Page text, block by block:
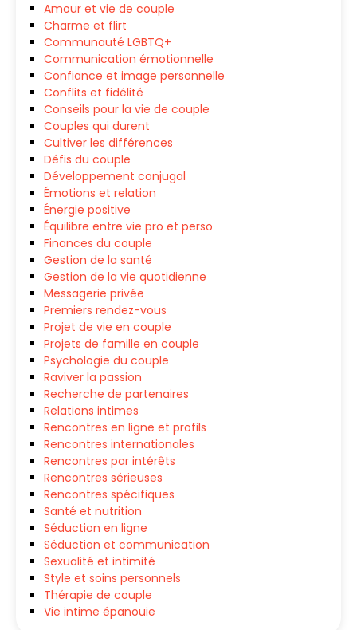
Amour et vie de couple
Charme et flirt
Communauté LGBTQ+
Communication émotionnelle
Confiance et image personnelle
Conflits et fidélité
Conseils pour la vie de couple
Couples qui durent
Cultiver les différences
Défis du couple
Développement conjugal
Émotions et relation
Énergie positive
Équilibre entre vie pro et perso
Finances du couple
Gestion de la santé
Gestion de la vie quotidienne
Messagerie privée
Premiers rendez-vous
Projet de vie en couple
Projets de famille en couple
Psychologie du couple
Raviver la passion
Recherche de partenaires
Relations intimes
Rencontres en ligne et profils
Rencontres internationales
Rencontres par intérêts
Rencontres sérieuses
Rencontres spécifiques
Santé et nutrition
Séduction en ligne
Séduction et communication
Sexualité et intimité
Style et soins personnels
Thérapie de couple
Vie intime épanouie